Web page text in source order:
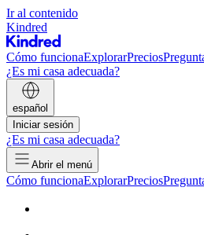
Ir al contenido
Kindred
Cómo funcionaExplorarPrecios
¿Es mi casa adecuada?
español
Iniciar sesión
¿Es mi casa adecuada?
Abrir el menú
Cómo funcionaExplorarPrecios